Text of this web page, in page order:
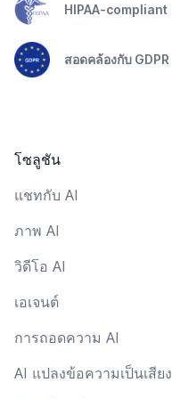
HIPAA-compliant
สอดคล้องกับ GDPR
โซลูชัน
แชทกับ AI
ภาพ AI
วิดีโอ AI
เอเจนต์
การถอดความ AI
AI แปลงข้อความเป็นเสียง